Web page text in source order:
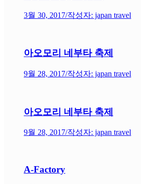
3월 30, 2017/작성자: japan travel
아오모리 네부타 축제
9월 28, 2017/작성자: japan travel
아오모리 네부타 축제
9월 28, 2017/작성자: japan travel
A-Factory